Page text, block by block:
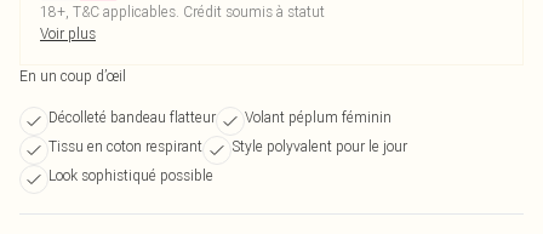
18+, T&C applicables. Crédit soumis à statut
Voir plus
En un coup d’œil
Décolleté bandeau flatteur
Volant péplum féminin
Tissu en coton respirant
Style polyvalent pour le jour
Look sophistiqué possible